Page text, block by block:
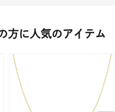
方に人気のアイテム